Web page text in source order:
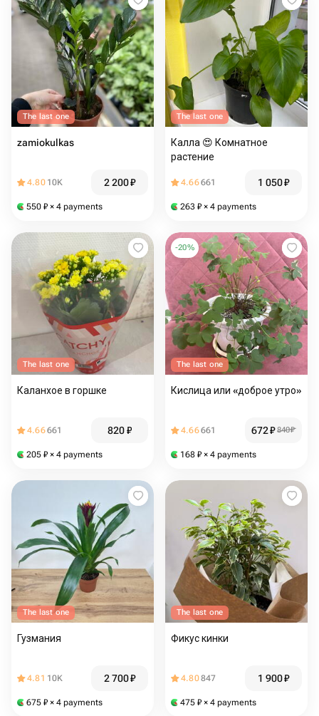
The last one
zamiokulkas
4.80 10K 2 200₽
550 ₽ × 4 payments
The last one
Калла 😍 Комнатное
растение
4.66661 1 050₽
263 ₽ × 4 payments
The last one
Каланхое в горшке
4.66661 820₽
205 ₽ × 4 payments
-20%
The last one
Кислица или «доброе утро»
4.66661 672₽ 840₽
168 ₽ × 4 payments
The last one
Гузмания
4.81 10K 2 700₽
675 ₽ × 4 payments
The last one
Фикус кинки
4.80847 1 900₽
475 ₽ × 4 payments